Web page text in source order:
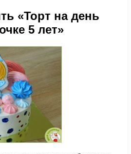
«Торт на день
5 лет»